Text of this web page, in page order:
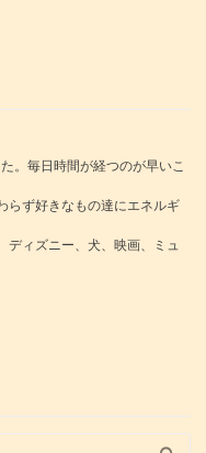
。毎日時間が経つのが早いこ
らず好きなもの達にエネルギ
ィズニー、犬、映画、ミュ